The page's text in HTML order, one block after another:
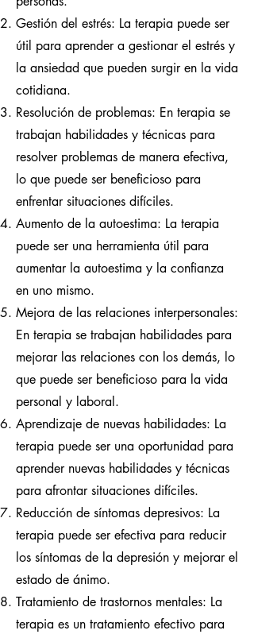
Gestión del estrés: La terapia puede ser
útil para aprender a gestionar el estrés y
la ansiedad que pueden surgir en la vida
cotidiana.
Resolución de problemas: En terapia se
trabajan habilidades y técnicas para
resolver problemas de manera efectiva,
lo que puede ser beneficioso para
enfrentar situaciones difíciles.
Aumento de la autoestima: La terapia
puede ser una herramienta útil para
aumentar la autoestima y la confianza
en uno mismo.
Mejora de las relaciones interpersonales:
En terapia se trabajan habilidades para
mejorar las relaciones con los demás, lo
que puede ser beneficioso para la vida
personal y laboral.
Aprendizaje de nuevas habilidades: La
terapia puede ser una oportunidad para
aprender nuevas habilidades y técnicas
para afrontar situaciones difíciles.
Reducción de síntomas depresivos: La
terapia puede ser efectiva para reducir
los síntomas de la depresión y mejorar el
estado de ánimo.
Tratamiento de trastornos mentales: La
terapia es un tratamiento efectivo para